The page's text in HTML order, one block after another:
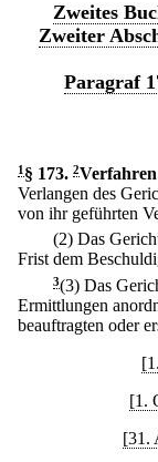
Zweites
Zweiter
Paragraf
1 § 173. 2
Verlangen des
von ihr geführten
(2) Das
Frist dem
3(3) Das
Ermittlungen
beauftragten oder
[1.
[31.